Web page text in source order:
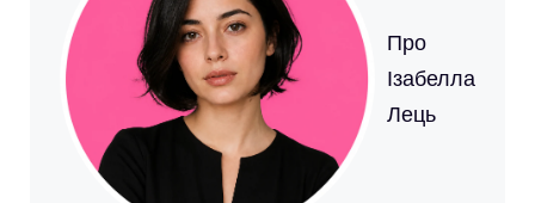
Про
Ізабелла
Лець